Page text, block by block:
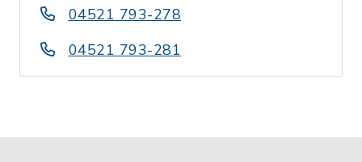
04521 793-278
04521 793-281